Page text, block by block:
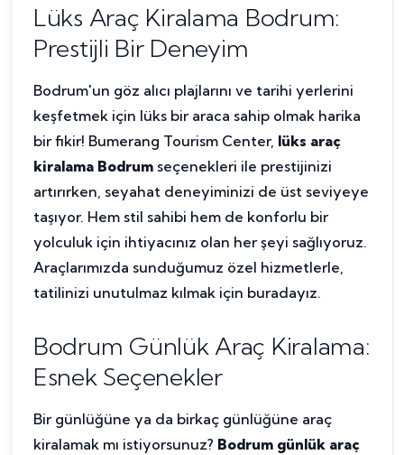
Lüks Araç Kiralama Bodrum:
Prestijli Bir Deneyim
Bodrum'un göz alıcı plajlarını ve tarihi yerlerini
keşfetmek için lüks bir araca sahip olmak harika
bir fikir! Bumerang Tourism Center, lüks araç
kiralama Bodrum seçenekleri ile prestijinizi
artırırken, seyahat deneyiminizi de üst seviyeye
taşıyor. Hem stil sahibi hem de konforlu bir
yolculuk için ihtiyacınız olan her şeyi sağlıyoruz.
Araçlarımızda sunduğumuz özel hizmetlerle,
tatilinizi unutulmaz kılmak için buradayız.
Bodrum Günlük Araç Kiralama:
Esnek Seçenekler
Bir günlüğüne ya da birkaç günlüğüne araç
kiralamak mı istiyorsunuz? Bodrum günlük araç